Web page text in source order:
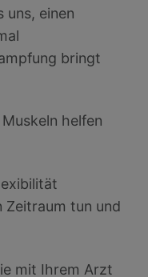
uns, einen
bringt
helfen
Zeitraum tun und
mit Ihrem Arzt